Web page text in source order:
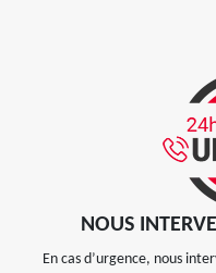
NOUS
En cas d’urgence, nous